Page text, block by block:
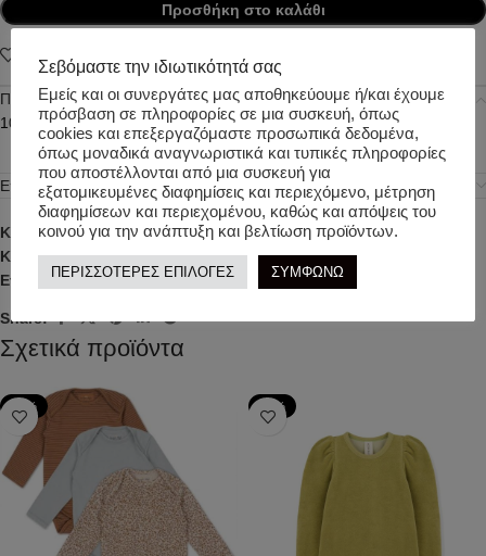
Προσθήκη στο καλάθι
Add to wishlist
Περιγραφή
100% Cotton
Επιπλέον πληροφορίες
Κωδικός προϊόντος:t5740/f
Κατηγορίες: ΒΡΕΦΙΚΑ, ΚΟΡΙΤΣΙ, ΧΕΙΜΕΡΙΝΑ ΡΟΥΧΑ
Ετικέτα: TWO IN A CASTLE
Share:
Σχετικά προϊόντα
-50% -58%
Σεβόμαστε την ιδιωτικότητά σας
Εμείς και οι συνεργάτες μας αποθηκεύουμε ή/και έχουμε
πρόσβαση σε πληροφορίες σε μια συσκευή, όπως
cookies και επεξεργαζόμαστε προσωπικά δεδομένα,
όπως μοναδικά αναγνωριστικά και τυπικές πληροφορίες
που αποστέλλονται από μια συσκευή για
εξατομικευμένες διαφημίσεις και περιεχόμενο, μέτρηση
διαφημίσεων και περιεχομένου, καθώς και απόψεις του
κοινού για την ανάπτυξη και βελτίωση προϊόντων.
ΠΕΡΙΣΣΟΤΕΡΕΣ ΕΠΙΛΟΓΕΣ ΣΥΜΦΩΝΩ